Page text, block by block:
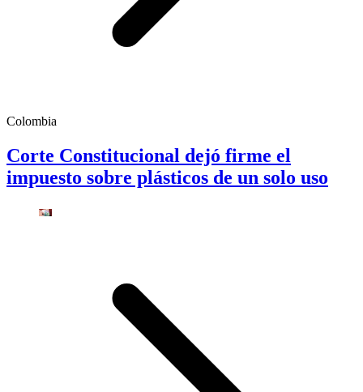
Colombia
Corte Constitucional dejó firme el
impuesto sobre plásticos de un solo uso